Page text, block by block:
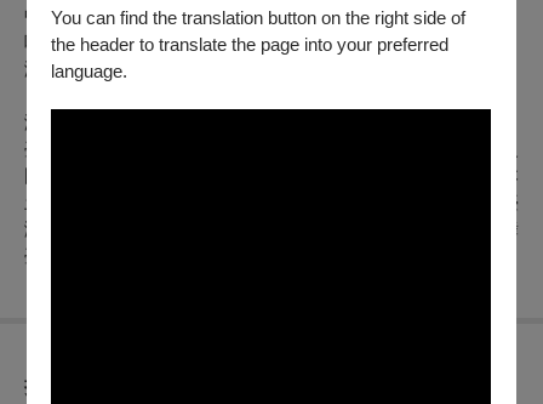
You can find the translation button on the right side of
the header to translate the page into your preferred
language.
中阮｜吳如晴
嗩吶｜廖亨碩
演出｜臺灣國樂團
演出｜臺灣國樂團
臺灣國樂團隸屬於國立傳統藝術中心，是文化部轄下的國家級
國樂團。係由國內國樂界菁英組成，矢志探索傳統、立足本
土、擁抱當代，藉由創作為臺灣傳統音樂扎根，用演出傳遞臺
灣美學品味，以提昇臺灣傳統及當代音樂為目標，以國際為舞
臺，用醇厚的音樂深化臺灣之美。
折扣方案